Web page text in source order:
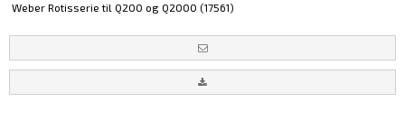
Weber Rotisserie til Q200 og Q2000 (17561)